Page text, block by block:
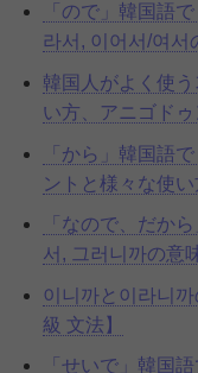
「ので」韓国語
라서, 이어서/여서
韓国人がよく使
い方、アニゴド
「から」韓国語
ントと様々な使
「なので、だか
서, 그러니까の意
이니까と이라니
級 文法】
「せいで」韓国